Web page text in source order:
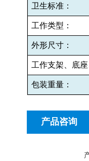
卫生标准：
工作类型：
外形尺寸：
工作支架、底
包装重量：
产品咨询